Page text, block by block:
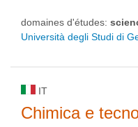
domaines d'études:
Università degli Studi di
IT
Chimica e